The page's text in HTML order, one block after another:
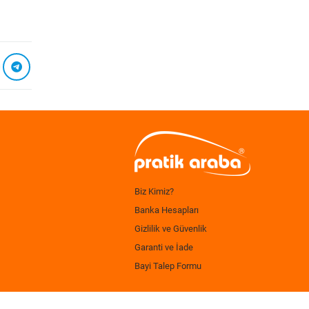
Biz Kimiz?
Banka Hesapları
Gizlilik ve Güvenlik
Garanti ve İade
Bayi Talep Formu